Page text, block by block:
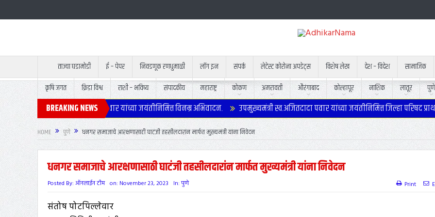
ताज्या घडामोडी ई – पेपर निवडणूक रणधुमाळी लॉग इन संपर्क लेटेस्ट कोरोना अपडेट्स विशेष लेख देश – विदेश सामाजिक
कृषि जगत
क्रिडा विश्व राशी – भविष्य संपादकीय महाराष्ट्र कोकण अमरावती औरंगाबाद कोल्हापूर नाशिक लातूर पुणे
BREAKING NEWS
उपमुख्यमंत्री स्व.अजितदादा पवार यांच्या जयंतीनिमित्त विनम्र अभिवादन. उपमुख्यमंत्री स्व.अजितदादा पवार यांच्या जयंतीनिमित्त जिल्हा परिषद
HOME पुणे धनगर समाजाचे आरक्षणासाठी घाटंजी तहसीलदारांन मार्फत मुख्यमंत्री यांना निवेदन
धनगर समाजाचे आरक्षणासाठी घाटंजी तहसीलदारांन मार्फत मुख्यमंत्री यांना निवेदन
Posted By: ऑनलाईन टीम on: November 23, 2023 In: पुणे Print
संतोष पोटपिल्लेवार